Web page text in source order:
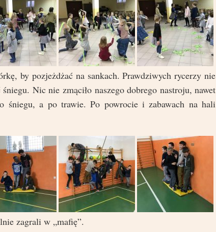
by pozjeżdżać na sankach. Prawdziwych rycerzy nie
Nic nie zmąciło naszego dobrego nastroju, nawet
śniegu, a po trawie. Po powrocie i zabawach na hali
zagrali w „mafię”.